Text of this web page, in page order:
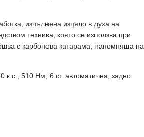
изпълнена изцяло в духа на
техника, която се използва при
с карбонова катарама, напомняща на
к.с., 510 Нм, 6 ст. автоматична, задно